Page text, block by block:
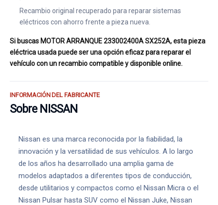
Recambio original recuperado para reparar sistemas
eléctricos con ahorro frente a pieza nueva.
Si buscas MOTOR ARRANQUE 233002400A SX252A, esta pieza
eléctrica usada puede ser una opción eficaz para reparar el
vehículo con un recambio compatible y disponible online.
INFORMACIÓN DEL FABRICANTE
Sobre NISSAN
Nissan es una marca reconocida por la fiabilidad, la
innovación y la versatilidad de sus vehículos. A lo largo
de los años ha desarrollado una amplia gama de
modelos adaptados a diferentes tipos de conducción,
desde utilitarios y compactos como el Nissan Micra o el
Nissan Pulsar hasta SUV como el Nissan Juke, Nissan